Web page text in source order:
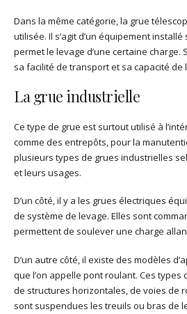
Dans la même catégorie, la grue
utilisée. Il s’agit d’un équipement
permet le levage d’une certaine
sa facilité de transport et sa capacité de
La grue industrielle
Ce type de grue est surtout utilisé à
comme des entrepôts, pour la
plusieurs types de grues industrielles
et leurs usages.
D’un côté, il y a les grues électriques
de système de levage. Elles sont
permettent de soulever une charge
D’un autre côté, il existe des modèles
que l’on appelle pont roulant. Ces types
de structures horizontales, de voies de
sont suspendues les treuils ou bras de